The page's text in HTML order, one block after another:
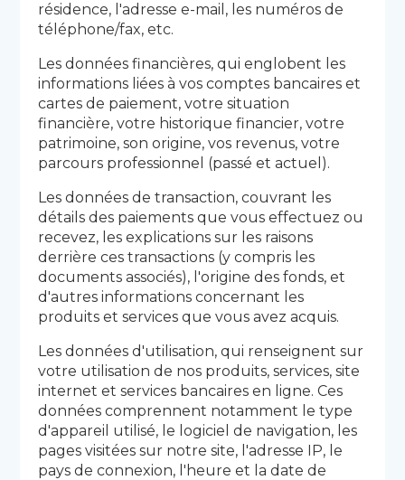
résidence, l'adresse e-mail, les numéros de
téléphone/fax, etc.
Les données financières, qui englobent les
informations liées à vos comptes bancaires et
cartes de paiement, votre situation
financière, votre historique financier, votre
patrimoine, son origine, vos revenus, votre
parcours professionnel (passé et actuel).
Les données de transaction, couvrant les
détails des paiements que vous effectuez ou
recevez, les explications sur les raisons
derrière ces transactions (y compris les
documents associés), l'origine des fonds, et
d'autres informations concernant les
produits et services que vous avez acquis.
Les données d'utilisation, qui renseignent sur
votre utilisation de nos produits, services, site
internet et services bancaires en ligne. Ces
données comprennent notamment le type
d'appareil utilisé, le logiciel de navigation, les
pages visitées sur notre site, l'adresse IP, le
pays de connexion, l'heure et la date de